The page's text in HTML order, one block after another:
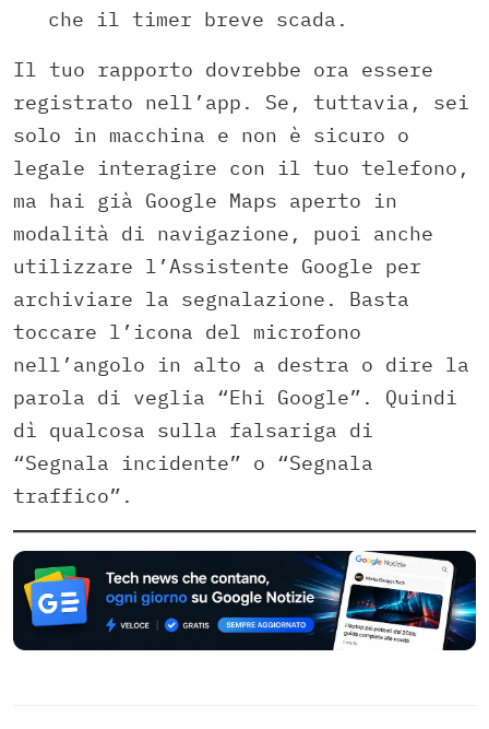
che il timer breve scada.
Il tuo rapporto dovrebbe ora essere
registrato nell’app. Se, tuttavia, sei
solo in macchina e non è sicuro o
legale interagire con il tuo telefono,
ma hai già Google Maps aperto in
modalità di navigazione, puoi anche
utilizzare l’Assistente Google per
archiviare la segnalazione. Basta
toccare l’icona del microfono
nell’angolo in alto a destra o dire la
parola di veglia “Ehi Google”. Quindi
dì qualcosa sulla falsariga di
“Segnala incidente” o “Segnala
traffico”.